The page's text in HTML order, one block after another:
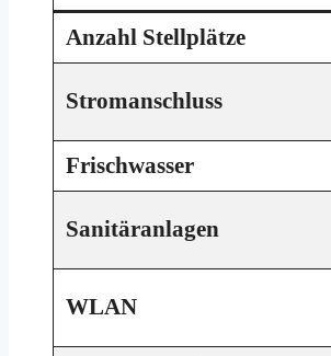
Anzahl Stellplätze
Stromanschluss
Frischwasser
Sanitäranlagen
WLAN